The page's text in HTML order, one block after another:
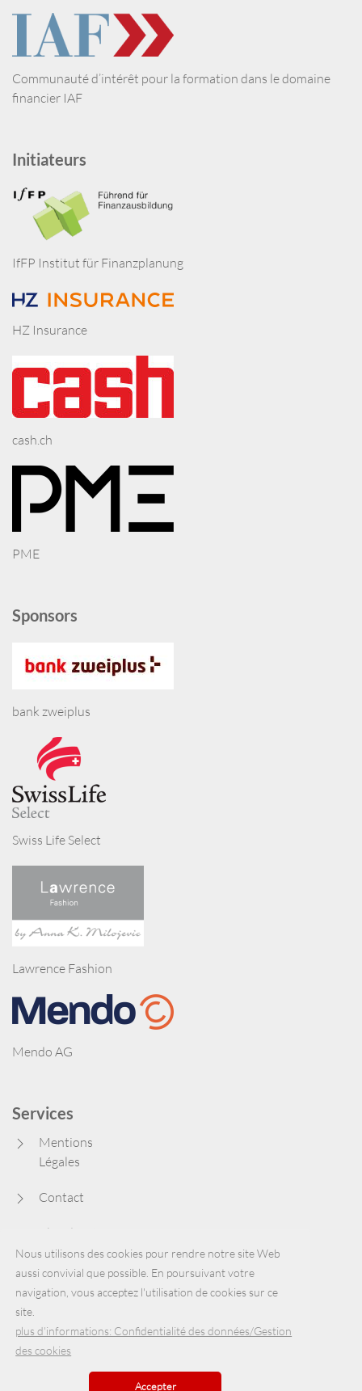
Nous utilisons des cookies pour rendre notre site Web
aussi convivial que possible. En poursuivant votre
navigation, vous acceptez l'utilisation de cookies sur ce
site.
plus d'informations: Confidentialité des données/Gestion
des cookies
Accepter
Communauté d’intérêt pour la formation dans le domaine
financier IAF
Initiateurs
IfFP Institut für Finanzplanung
HZ Insurance
cash.ch
PME
Sponsors
bank zweiplus
Swiss Life Select
Lawrence Fashion
Mendo AG
Services
Mentions
Légales
Contact
Plan du site
Site Internet
Deskall Kommunikation AG